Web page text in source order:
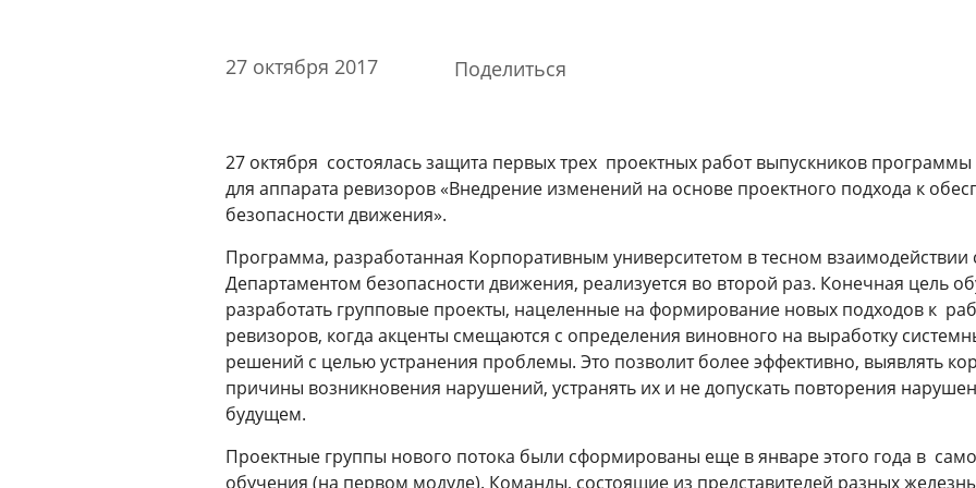
III Форум лидеров корпоративного
Сообщество внутренних тренеров
Благодарность Президента
Российской Федерации
31 марта 2026
Гости спортивно-
музыкального фестиваля
«Достигая цели!»
познакомились с
Корпоративным
университетом РЖД
3 августа 2026
30
27 октября 2017 Поделиться
27 октября состоялась защита первых трех проектных работ выпускников
для аппарата ревизоров «Внедрение изменений на основе проектного подхода к
безопасности движения».
Программа, разработанная Корпоративным университетом в тесном взаимодействии
Департаментом безопасности движения, реализуется во второй раз. Конечная цель
разработать групповые проекты, нацеленные на формирование новых подходов к
ревизоров, когда акценты смещаются с определения виновного на выработку
решений с целью устранения проблемы. Это позволит более эффективно, выявлять
причины возникновения нарушений, устранять их и не допускать повторения
будущем.
Проектные группы нового потока были сформированы еще в январе этого года в
обучения (на первом модуле). Команды, состоящие из представителей разных